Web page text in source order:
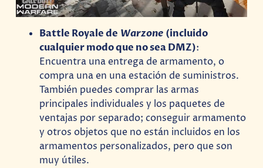
Battle Royale de Warzone (incluido
cualquier modo que no sea DMZ):
Encuentra una entrega de armamento, o
compra una en una estación de suministros.
También puedes comprar las armas
principales individuales y los paquetes de
ventajas por separado; conseguir armamento
y otros objetos que no están incluidos en los
armamentos personalizados, pero que son
muy útiles.